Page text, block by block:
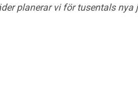
planerar vi för tusentals nya